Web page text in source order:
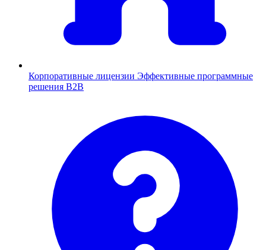
Корпоративные лицензии Эффективные программные
решения B2B